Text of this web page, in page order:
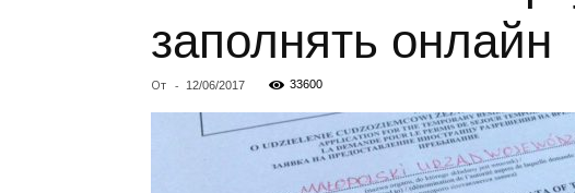
заполнять онлайн
От - 12/06/2017 33600